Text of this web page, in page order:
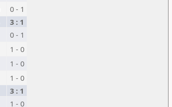
0 - 1
3 : 1
0 - 1
1 - 0
1 - 0
1 - 0
3 : 1
1 - 0